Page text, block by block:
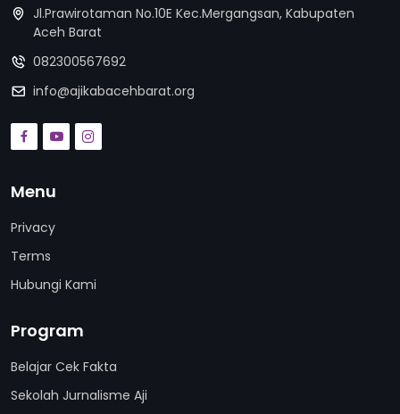
Jl.Prawirotaman No.10E Kec.Mergangsan, Kabupaten
Aceh Barat
082300567692
info@ajikabacehbarat.org
Menu
Privacy
Terms
Hubungi Kami
Program
Belajar Cek Fakta
Sekolah Jurnalisme Aji